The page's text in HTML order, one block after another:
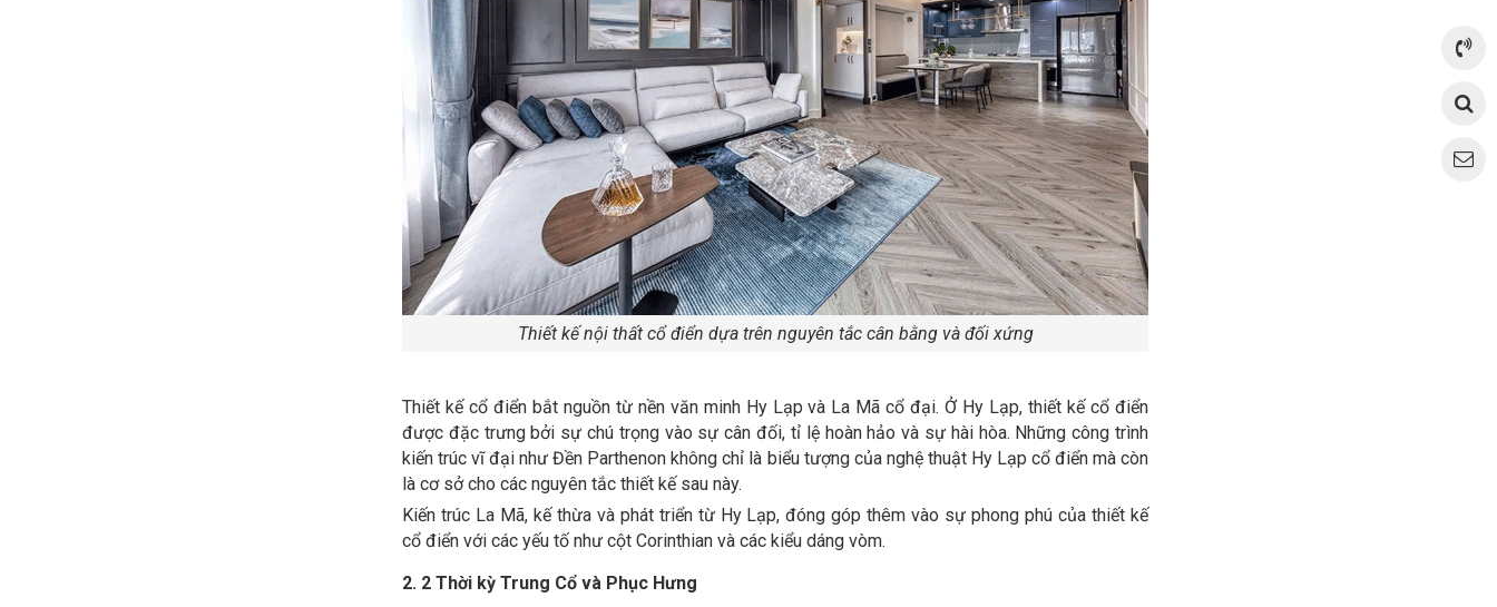
Thiết kế nội thất cổ điển dựa trên nguyên tắc cân bằng và đối xứng
Thiết kế cổ điển bắt nguồn từ nền văn minh Hy Lạp và La Mã cổ đại. Ở Hy Lạp, thiết kế cổ điển
được đặc trưng bởi sự chú trọng vào sự cân đối, tỉ lệ hoàn hảo và sự hài hòa. Những công trình
kiến trúc vĩ đại như Đền Parthenon không chỉ là biểu tượng của nghệ thuật Hy Lạp cổ điển mà còn
là cơ sở cho các nguyên tắc thiết kế sau này.
Kiến trúc La Mã, kế thừa và phát triển từ Hy Lạp, đóng góp thêm vào sự phong phú của thiết kế
cổ điển với các yếu tố như cột Corinthian và các kiểu dáng vòm.
2. 2 Thời kỳ Trung Cổ và Phục Hưng